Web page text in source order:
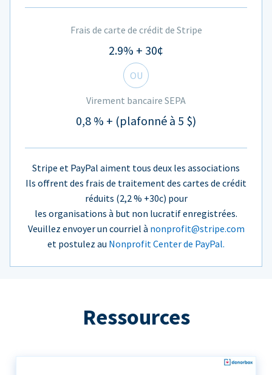
Frais de carte de crédit de Stripe
2.9% + 30¢
OU
Virement bancaire SEPA
0,8 % + (plafonné à 5 $)
Stripe et PayPal aiment tous deux les associations
Ils offrent des frais de traitement des cartes de crédit
réduits (2,2 % +30c) pour
les organisations à but non lucratif enregistrées.
Veuillez envoyer un courriel à nonprofit@stripe.com
et postulez au Nonprofit Center de PayPal.
Ressources